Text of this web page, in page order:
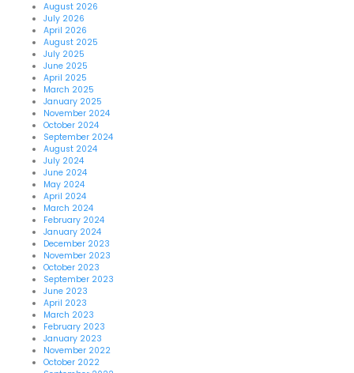
August 2026
July 2026
April 2026
August 2025
July 2025
June 2025
April 2025
March 2025
January 2025
November 2024
October 2024
September 2024
August 2024
July 2024
June 2024
May 2024
April 2024
March 2024
February 2024
January 2024
December 2023
November 2023
October 2023
September 2023
June 2023
April 2023
March 2023
February 2023
January 2023
November 2022
October 2022